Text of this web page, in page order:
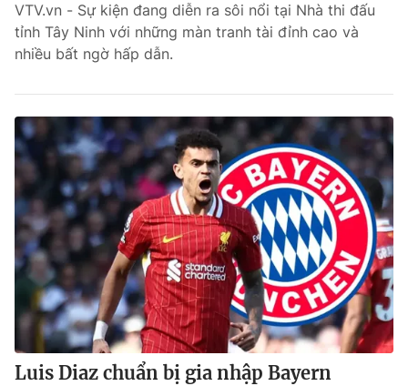
VTV.vn - Sự kiện đang diễn ra sôi nổi tại Nhà thi đấu
tỉnh Tây Ninh với những màn tranh tài đỉnh cao và
nhiều bất ngờ hấp dẫn.
Luis Diaz chuẩn bị gia nhập Bayern